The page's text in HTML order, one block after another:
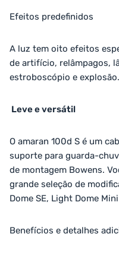
Efeitos predefinidos
A luz tem oito efeitos
de artifício, relâmpagos,
estroboscópio e explosão.
Leve e versátil
O amaran 100d S é um
suporte para guarda-
de montagem Bowens.
grande seleção de
Dome SE, Light Dome
Benefícios e detalhes